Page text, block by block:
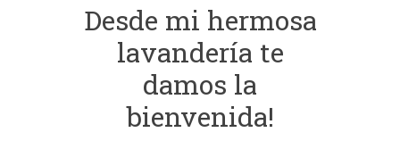
Desde mi hermosa
lavandería te
damos la
bienvenida!